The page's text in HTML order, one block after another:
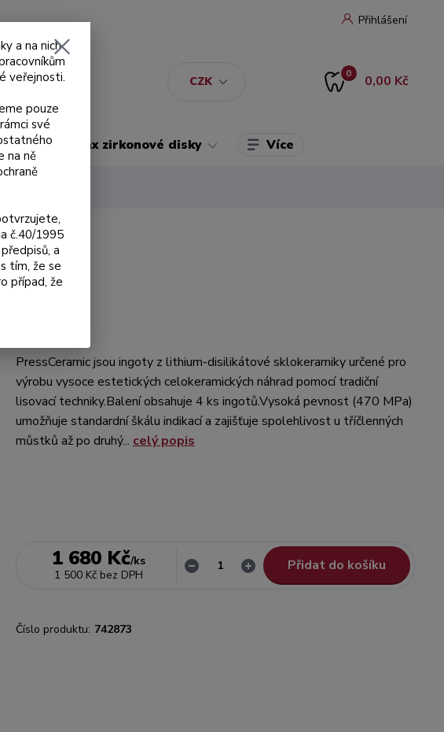
CZK
Přihlášení
0 0,00 Kč
Sagemax zirkonové disky Více
PressCeramic jsou ingoty z lithium-disilikátové sklokeramiky určené pro
výrobu vysoce estetických celokeramických náhrad pomocí tradiční
lisovací techniky.Balení obsahuje 4 ks ingotů.Vysoká pevnost (470 MPa)
umožňuje standardní škálu indikací a zajišťuje spolehlivost u tříčlenných
můstků až po druhý... celý popis
1 680 Kč/ks
1 500 Kč bez DPH
Přidat do košíku
Číslo produktu: 742873
a na nich
veřejnosti.
pouze
své
na ně
č.40/1995
a
tím, že se
případ, že